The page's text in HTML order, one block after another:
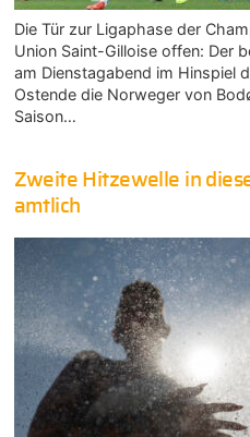
Die Tür zur Ligaphase der
Union Saint-Gilloise offen: Der
am Dienstagabend im Hinspiel
Ostende die Norweger von
Saison…
Zweite Hitzewelle in
amtlich